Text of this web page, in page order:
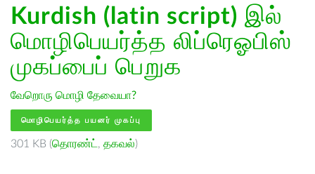
Kurdish (latin script) இல்
மொழிபெயர்த்த லிப்ரெஓபிஸ்
முகப்பைப் பெறுக
வேறொரு மொழி தேவையா?
மொழிபெயர்த்த பயனர் முகப்பு
301 KB (தொரண்ட் , தகவல்)